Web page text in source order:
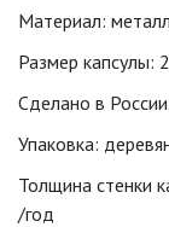
Материал: металл
Размер капсулы:
Сделано в России.
Упаковка:
Толщина стенки
/год